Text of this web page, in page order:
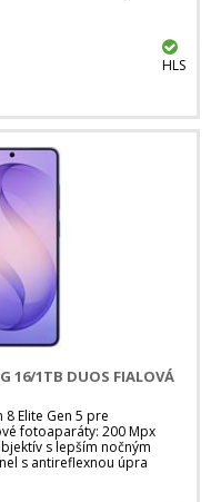
HLS
16/1TB DUOS FIALOVÁ
Elite Gen 5 pre
fotoaparáty: 200 Mpx
s lepším nočným
s antireflexnou úpra